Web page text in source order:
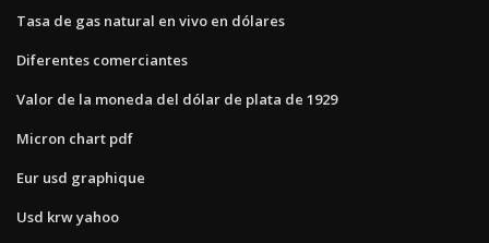
Tasa de gas natural en vivo en dólares
Diferentes comerciantes
Valor de la moneda del dólar de plata de 1929
Micron chart pdf
Eur usd graphique
Usd krw yahoo